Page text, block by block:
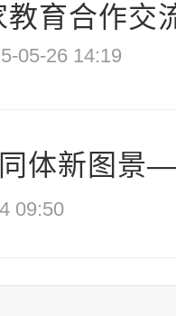
育合作交
05-26 14:19
体新图
09:50